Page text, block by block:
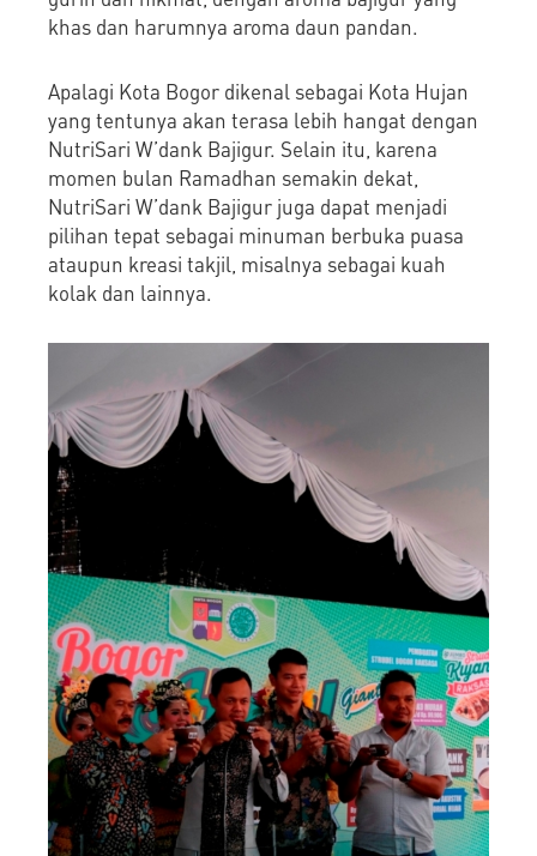
khas dan harumnya aroma daun pandan.
Apalagi Kota Bogor dikenal sebagai Kota Hujan
yang tentunya akan terasa lebih hangat dengan
NutriSari W’dank Bajigur. Selain itu, karena
momen bulan Ramadhan semakin dekat,
NutriSari W’dank Bajigur juga dapat menjadi
pilihan tepat sebagai minuman berbuka puasa
ataupun kreasi takjil, misalnya sebagai kuah
kolak dan lainnya.